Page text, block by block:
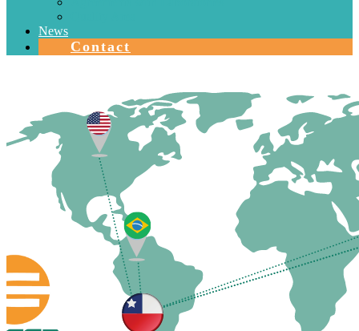
News
Contact